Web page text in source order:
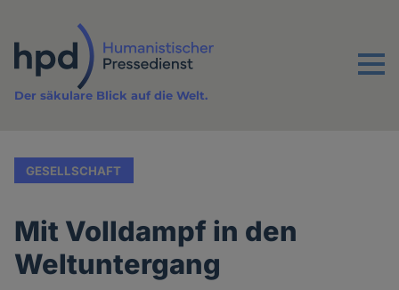
Inhalt
Menu
Der säkulare Blick auf die Welt.
GESELLSCHAFT
Mit Volldampf in den
Weltuntergang